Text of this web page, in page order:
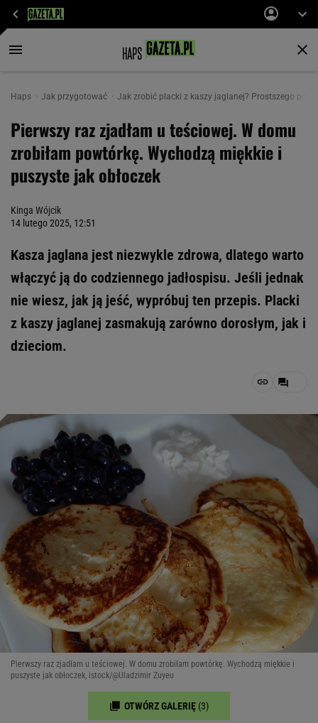
Haps Jak przygotować Jak zrobić placki z kaszy jaglanej? Prostszego
Pierwszy raz zjadłam u teściowej. W domu
zrobiłam powtórkę. Wychodzą miękkie i
puszyste jak obłoczek
Kinga Wójcik
14 lutego 2025, 12:51
Kasza jaglana jest niezwykle zdrowa, dlatego warto
włączyć ją do codziennego jadłospisu. Jeśli jednak
nie wiesz, jak ją jeść, wypróbuj ten przepis. Placki
z kaszy jaglanej zasmakują zarówno dorosłym, jak i
dzieciom.
Pierwszy raz zjadłam u teściowej. W domu zrobiłam powtórkę. Wychodzą miękkie i
puszyste jak obłoczek, istock/@Uladzimir Zuyeu
OTWÓRZ GALERIĘ (3)